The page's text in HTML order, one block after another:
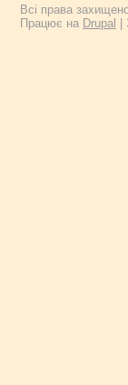
Всі права
Працює на Drupal |